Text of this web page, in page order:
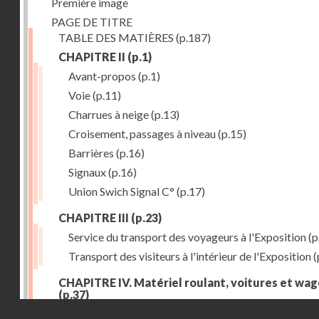
PAGE DE TITRE
TABLE DES MATIÈRES (p.187)
CHAPITRE II (p.1)
Avant-propos (p.1)
Voie(p.11)
Charrues à neige(p.13)
Croisement, passages à niveau(p.15)
Barrières (p.16)
Signaux(p.16)
Union Swich Signal C° (p.17)
CHAPITRE III (p.23)
Service du transport des voyageurs à l'Exposition
Transport des visiteurs à l'intérieur de l'Exposition
CHAPITRE IV. Matériel roulant, voitures et
(p.37)